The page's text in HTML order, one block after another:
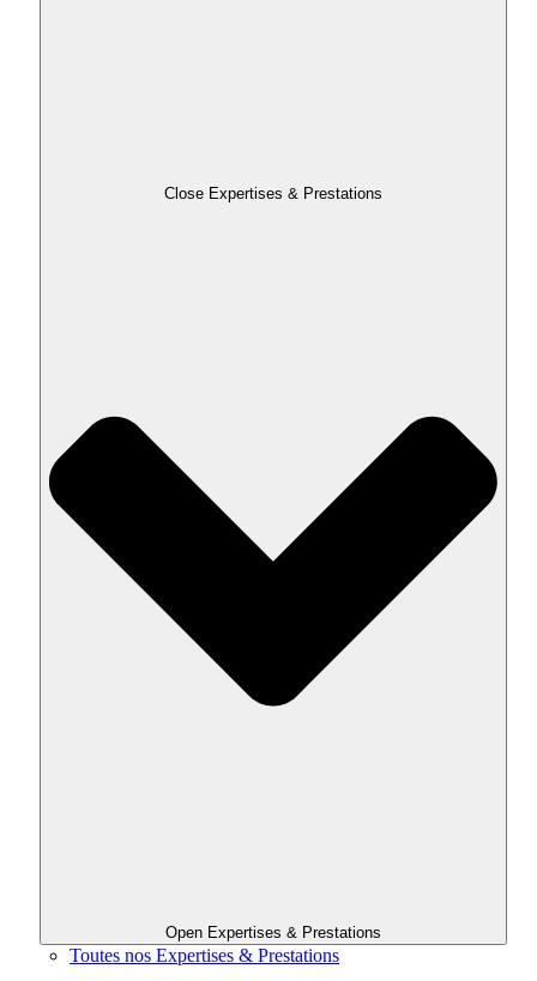
Close Expertises & Prestations
Open Expertises & Prestations
Toutes nos Expertises & Prestations